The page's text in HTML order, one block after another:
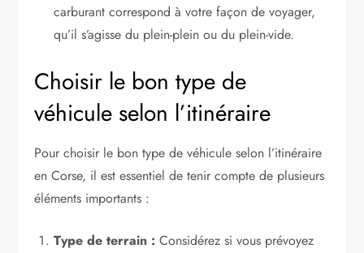
carburant correspond à votre façon de voyager,
qu’il s’agisse du plein-plein ou du plein-vide.
Choisir le bon type de
véhicule selon l’itinéraire
Pour choisir le bon type de véhicule selon l’itinéraire
en Corse, il est essentiel de tenir compte de plusieurs
éléments importants :
Type de terrain : Considérez si vous prévoyez